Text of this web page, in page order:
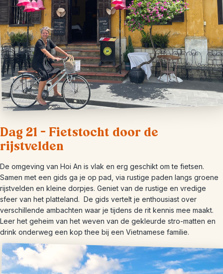
Dag 21 – Fietstocht door de
rijstvelden
De omgeving van Hoi An is vlak en erg geschikt om te fietsen.
Samen met een gids ga je op pad, via rustige paden langs groene
rijstvelden en kleine dorpjes. Geniet van de rustige en vredige
sfeer van het platteland. De gids vertelt je enthousiast over
verschillende ambachten waar je tijdens de rit kennis mee maakt.
Leer het geheim van het weven van de gekleurde stro-matten en
drink onderweg een kop thee bij een Vietnamese familie.